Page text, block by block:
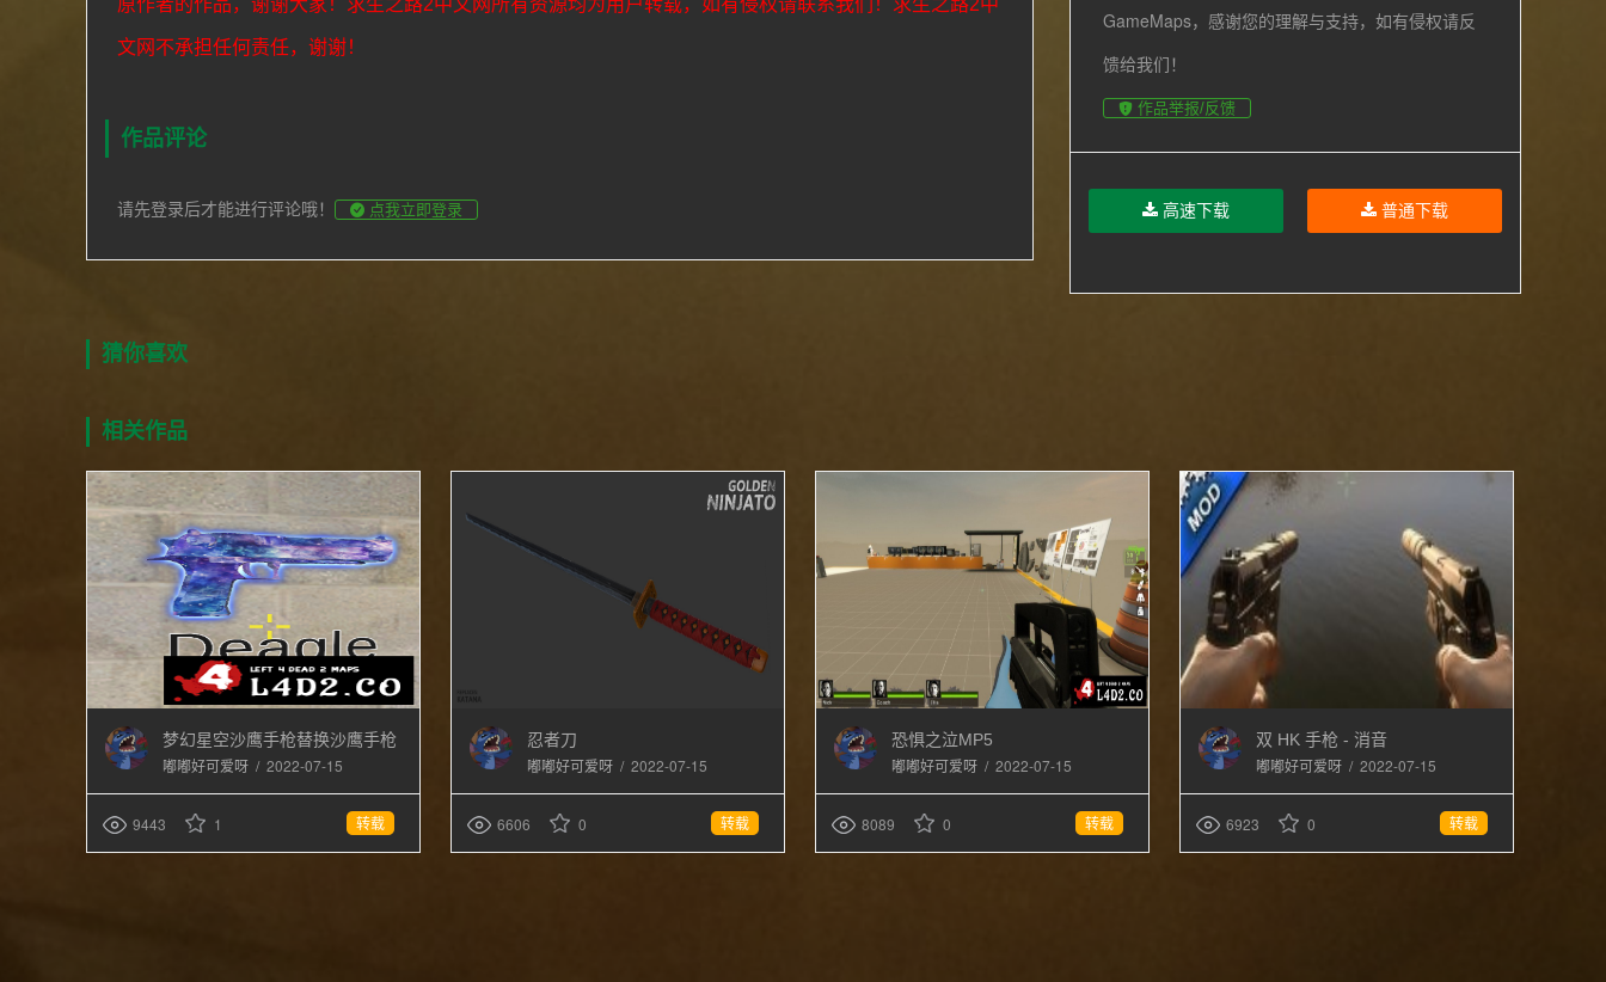
原作者的作品，谢谢大家！求生之路2中文网所有资源均为用户转载，如有侵权请联系我们！求生之路2中
文网不承担任何责任，谢谢！
作品评论
请先登录后才能进行评论哦！ 点我立即登录
GameMaps，感谢您的理解与支持，如有侵权请反
馈给我们！
作品举报/反馈
高速下载 普通下载
猜你喜欢
相关作品
梦幻星空沙鹰手枪替换沙鹰手枪
嘟嘟好可爱呀 / 2022-07-15
9443 1 转载
忍者刀
嘟嘟好可爱呀 / 2022-07-15
6606 0 转载
恐惧之泣MP5
嘟嘟好可爱呀 / 2022-07-15
8089 0 转载
双 HK 手枪 - 消音
嘟嘟好可爱呀 / 2022-07-15
6923 0 转载